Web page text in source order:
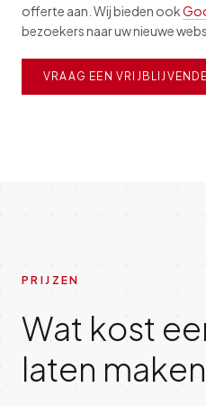
offerte aan. Wij bieden ook
bezoekers naar uw nieuwe
VRAAG EEN
PRIJZEN
Wat kost
laten